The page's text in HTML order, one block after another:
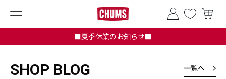
■夏季休業のお知らせ■
SHOP BLOG 一覧へ